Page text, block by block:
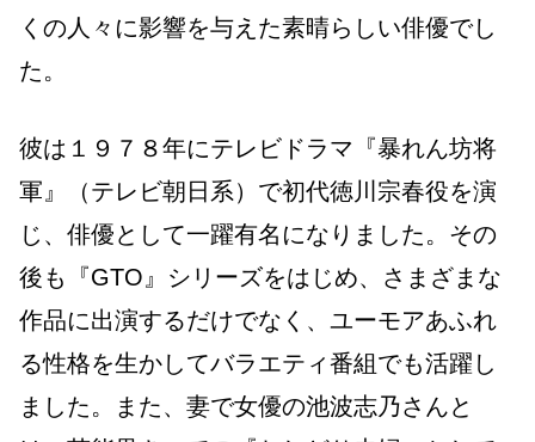
くの人々に影響を与えた素晴らしい俳優でし
た。
彼は１９７８年にテレビドラマ『暴れん坊将
軍』（テレビ朝日系）で初代徳川宗春役を演
じ、俳優として一躍有名になりました。その
後も『GTO』シリーズをはじめ、さまざまな
作品に出演するだけでなく、ユーモアあふれ
る性格を生かしてバラエティ番組でも活躍し
ました。また、妻で女優の池波志乃さんと